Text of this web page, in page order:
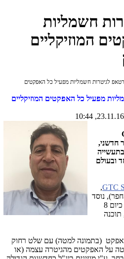
חשמליות
המוזיקליים
לגיטרות חשמליות מפעיל כל האפקטים
מפעיל כל האפקטים המוזיקליים
חדשני,
ובעולם
GTC
,
נוסד
(בתמונה) ומונה כיום 8
תוכנה
אפקט (בתמונה למטה) עם שלט רחוק
על האפקטים מהגיטרה עצמה (או